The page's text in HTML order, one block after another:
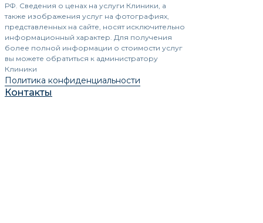
РФ. Сведения о ценах на услуги Клиники, а
также изображения услуг на фотографиях,
представленных на сайте, носят исключительно
информационный характер. Для получения
более полной информации о стоимости услуг
вы можете обратиться к администратору
Клиники
Политика конфиденциальности
Контакты